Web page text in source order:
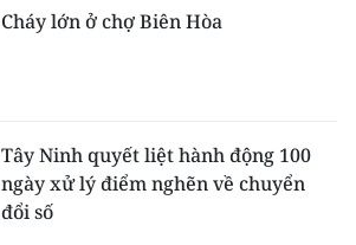
Cháy lớn ở chợ Biên Hòa
Tây Ninh quyết liệt hành động 100
ngày xử lý điểm nghẽn về chuyển
đổi số